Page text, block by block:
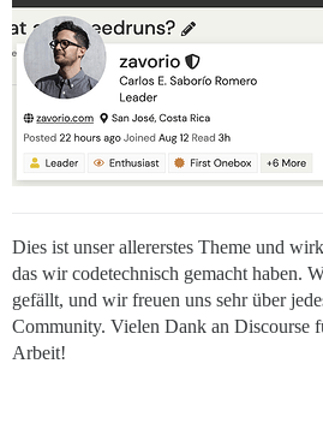
Dies ist unser allererstes Theme und
das wir codetechnisch gemacht haben.
gefällt, und wir freuen uns sehr über
Community. Vielen Dank an Discourse
Arbeit!